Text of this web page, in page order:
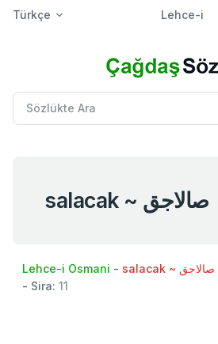
Türkçe Lehce-i
salacak ~ صالاجق
Lehce-i Osmani - salacak ~ صالاجق
- Sira: 11